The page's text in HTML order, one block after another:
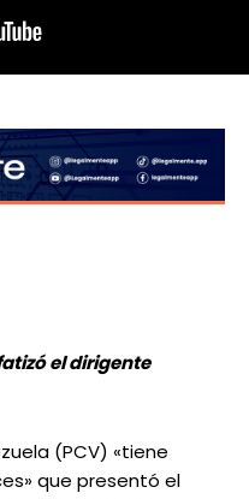
el dirigente
(PCV) «tiene
que presentó el